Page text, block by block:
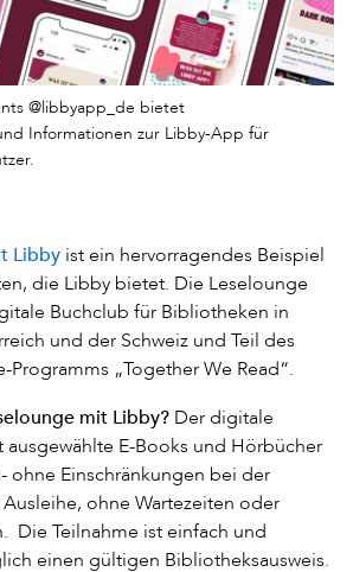
@libbyapp_de bietet
Informationen zur Libby-App für
Libby ist ein hervorragendes Beispiel
die Libby bietet. Die Leselounge
Buchclub für Bibliotheken in
und der Schweiz und Teil des
„Together We Read“.
mit Libby? Der digitale
ausgewählte E-Books und Hörbücher
ohne Einschränkungen bei der
ohne Wartezeiten oder
Die Teilnahme ist einfach und
einen gültigen Bibliotheksausweis.